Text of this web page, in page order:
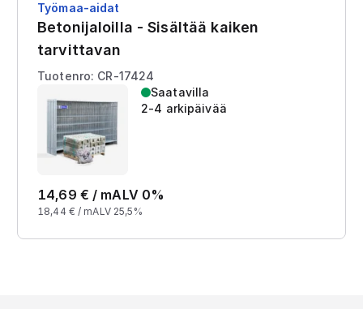
Työmaa-aidat
Betonijaloilla - Sisältää kaiken
tarvittavan
Tuotenro: CR-17424
Saatavilla
2-4 arkipäivää
14,69 € / mALV 0%
18,44 € / mALV 25,5%